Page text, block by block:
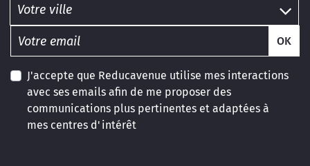
OK
J'accepte que Reducavenue utilise mes interactions
avec ses emails afin de me proposer des
communications plus pertinentes et adaptées à
mes centres d'intérêt